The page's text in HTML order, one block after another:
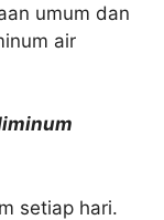
umum dan
air
setiap hari.